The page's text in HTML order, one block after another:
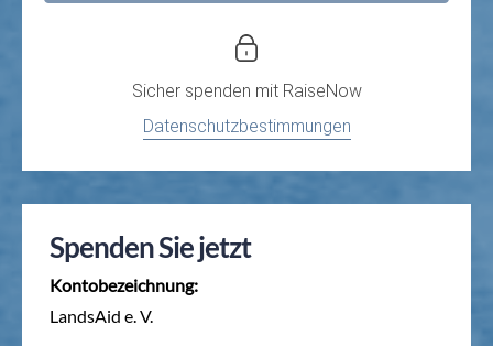
Sicher spenden mit RaiseNow
Datenschutzbestimmungen
Spenden Sie jetzt
Kontobezeichnung:
LandsAid e. V.